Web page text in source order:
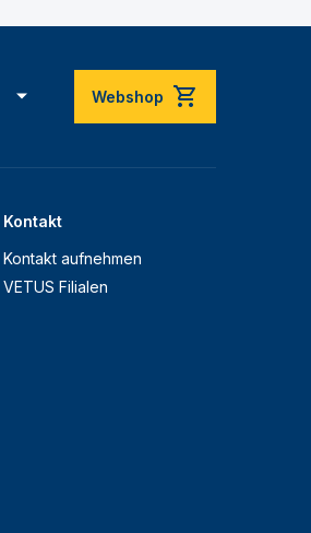
Webshop
Kontakt
Kontakt aufnehmen
VETUS Filialen